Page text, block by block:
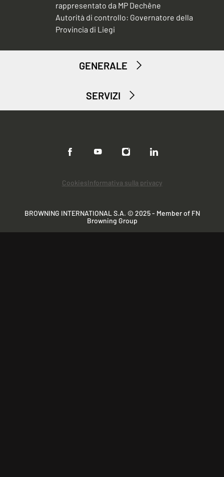
rappresentato da MP Dechêne
Autorità di controllo: Governatore della
Provincia di Liegi
GENERALE
SERVIZI
BROWNING INTERNATIONAL S.A. © 2025 - Member of FN
Browning Group
CookiesInformativa sulla privacy